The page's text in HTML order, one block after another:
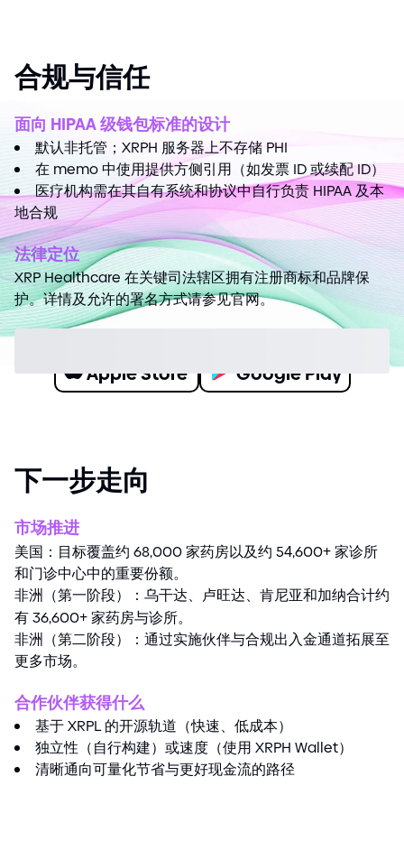
合规与信任
面向 HIPAA 级钱包标准的设计
默认非托管；XRPH 服务器上不存储 PHI
在 memo 中使用提供方侧引用（如发票 ID 或续配 ID）
医疗机构需在其自有系统和协议中自行负责 HIPAA 及本
地合规
法律定位
XRP Healthcare 在关键司法辖区拥有注册商标和品牌保
护。详情及允许的署名方式请参见官网。
Apple Store Google Play
下一步走向
市场推进
美国：目标覆盖约 68,000 家药房以及约 54,600+家诊所
和门诊中心中的重要份额。
非洲（第一阶段）：乌干达、卢旺达、肯尼亚和加纳合计约
有 36,600+家药房与诊所。
非洲（第二阶段）：通过实施伙伴与合规出入金通道拓展至
更多市场。
合作伙伴获得什么
基于 XRPL 的开源轨道（快速、低成本）
独立性（自行构建）或速度（使用 XRPH Wallet）
清晰通向可量化节省与更好现金流的路径